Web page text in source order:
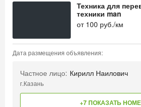
Техника для
техники man
от 100 руб./км
Дата размещения объявления:
Частное лицо: Кирилл Наилович
г.Казань
+7 ПОКАЗАТЬ